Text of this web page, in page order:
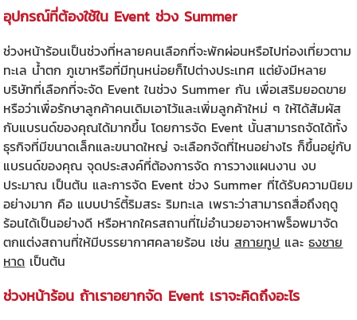
อุปกรณ์ที่ต้องใช้ใน Event ช่วง Summer
ช่วงหน้าร้อนเป็นช่วงที่หลายคนเลือกที่จะพักผ่อนหรือไปท่องเที่ยวตาม
ทะเล น้ำตก ภูเขาหรือที่มีทุนหน่อยก็ไปต่างประเทศ แต่ยังมีหลาย
บริษัทที่เลือกที่จะจัด Event ในช่วง Summer กัน เพื่อเสริมยอดขาย
หรือว่าเพื่อรักษาลูกค้าคนเดิมเอาไว้และเพิ่มลูกค้าใหม่ ๆ ให้ได้สัมผัส
กับแบรนด์ของคุณได้มากขึ้น โดยการจัด Event นั้นสามารถจัดได้ทั้ง
ธุรกิจที่มีขนาดเล็กและขนาดใหญ่ จะเลือกจัดที่ไหนอย่างไร ก็ขึ้นอยู่กับ
แบรนด์ของคุณ จุดประสงค์ที่ต้องการจัด การวางแผนงาน งบ
ประมาณ เป็นต้น และการจัด Event ช่วง Summer ที่ได้รับความนิยม
อย่างมาก คือ แบบปาร์ตี้ริมสระ ริมทะเล เพราะว่าสามารถสื่อถึงฤดู
ร้อนได้เป็นอย่างดี หรือหากใครสถานที่ไม่อำนวยอาจหาพร็อพมาจัด
ตกแต่งสถานที่ให้มีบรรยากาศคลายร้อน เช่นสกายทูป และธงชาย
หาด เป็นต้น
ช่วงหน้าร้อน ถ้าเราอยากจัด Event เราจะคิดถึงอะไร